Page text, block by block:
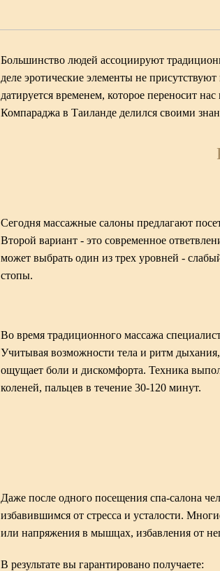
Большинство людей ассоциируют
деле эротические элементы не
датируется временем, которое переносит
Компараджа в Таиланде делился своими
Сегодня массажные салоны предлагают
Второй вариант - это современное
может выбрать один из трех уровней -
стопы.
Во время традиционного массажа
Учитывая возможности тела и ритм
ощущает боли и дискомфорта. Техника
коленей, пальцев в течение 30-120 минут.
Даже после одного посещения спа-салона
избавившимся от стресса и усталости.
или напряжения в мышцах, избавления от
В результате вы гарантировано получаете: